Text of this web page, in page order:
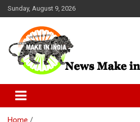
Skip
to
Sunday, August 9, 2026
News Make In india
Home